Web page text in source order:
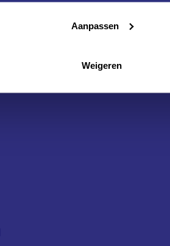
Aanpassen
Weigeren